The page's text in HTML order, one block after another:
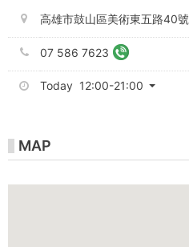
高雄市鼓山區美術東五路40號
07 586 7623
Today 12:00-21:00
MAP